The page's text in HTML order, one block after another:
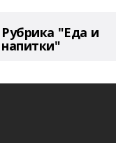
Рубрика "Еда и
напитки"